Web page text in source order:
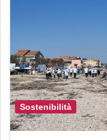
Sostenibilità